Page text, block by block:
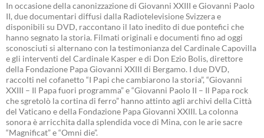
In occasione della canonizzazione di Giovanni XXIII e Giovanni Paolo
II, due documentari diffusi dalla Radiotelevisione Svizzera e
disponibili su DVD, raccontano il lato inedito di due pontefici che
hanno segnato la storia. Filmati originali e documenti fino ad oggi
sconosciuti si alternano con la testimonianza del Cardinale Capovilla
e gli interventi del Cardinale Kasper e di Don Ezio Bolis, direttore
della Fondazione Papa Giovanni XXIII di Bergamo. I due DVD,
raccolti nel cofanetto “I Papi che cambiarono la storia”, “Giovanni
XXIII – Il Papa fuori programma” e “Giovanni Paolo II – Il Papa rock
che sgretolò la cortina di ferro” hanno attinto agli archivi della Città
del Vaticano e della Fondazione Papa Giovanni XXIII. La colonna
sonora è arricchita dalla splendida voce di Mina, con le arie sacre
“Magnificat” e “Omni die”.